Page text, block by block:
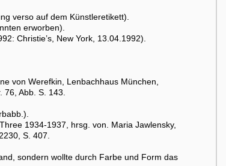
verso auf dem Künstleretikett).
erworben).
Christie’s, New York, 13.04.1992).
von Werefkin, Lenbachhaus München,
Abb. S. 143.
1934-1937, hrsg. von. Maria Jawlensky,
S. 407.
sondern wollte durch Farbe und Form das